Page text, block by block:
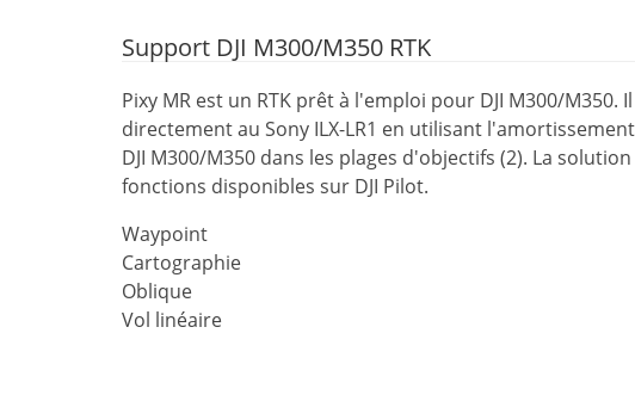
Support DJI M300/M350 RTK
Pixy MR est un RTK prêt à l'emploi pour DJI M300/M350.
directement au Sony ILX-LR1 en utilisant
DJI M300/M350 dans les plages d'objectifs (2). La
fonctions disponibles sur DJI Pilot.
Waypoint
Cartographie
Oblique
Vol linéaire